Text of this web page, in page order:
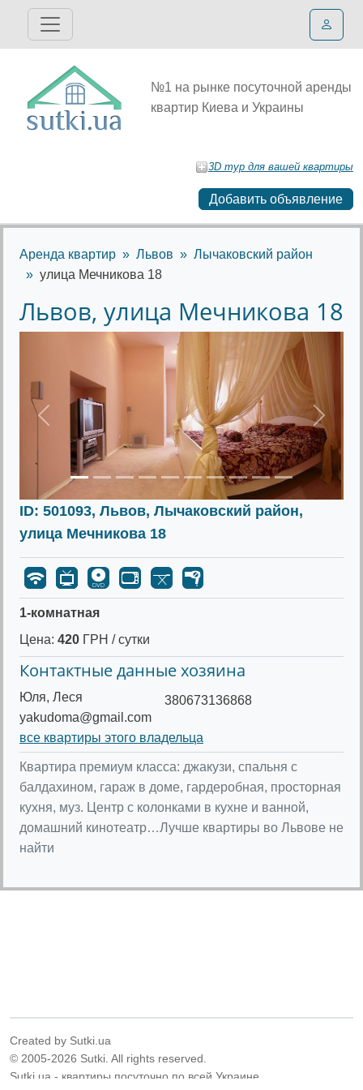
№1 на рынке посуточной аренды
квартир Киева и Украины
3D тур для вашей квартиры
Добавить объявление
Аренда квартир Львов
Лычаковский район
улица Мечникова 18
Львов, улица Мечникова 18
Предыдущее
ID: 501093, Львов, Лычаковский район,
улица Мечникова 18
1-комнатная
Цена: 420 ГРН / сутки
Контактные данные хозяина
Юля, Леся
yakudoma@gmail.com
380673136868
все квартиры этого владельца
Квартира премиум класса: джакузи, спальня с
балдахином, гараж в доме, гардеробная, просторная
кухня, муз. Центр с колонками в кухне и ванной,
домашний кинотеатр…Лучше квартиры во Львове не
найти
Created by Sutki.ua
© 2005-2026 Sutki. All rights reserved.
Sutki.ua - квартиры посуточно по всей Украине.